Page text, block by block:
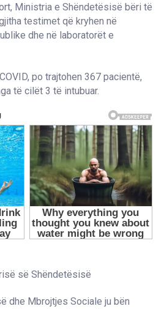
Ministria e Shëndetësisë bëri të
testimet që kryhen në
dhe në laboratorët e
po trajtohen 367 pacientë,
të cilët 3 të intubuar.
së Shëndetësisë
dhe Mbrojtjes Sociale ju bën